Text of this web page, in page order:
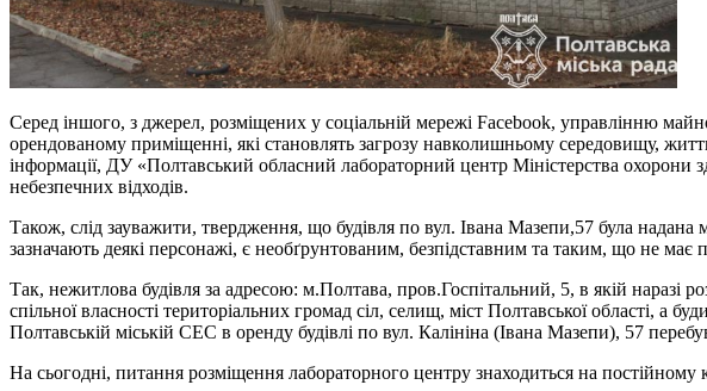
Серед іншого, з джерел, розміщених у соціальній мережі Facebook, управлінню
орендованому приміщенні, які становлять загрозу навколишньому середовищу,
інформації, ДУ «Полтавський обласний лабораторний центр Міністерства охорони
небезпечних відходів.
Також, слід зауважити, твердження, що будівля по вул. Івана Мазепи,57 була надана
зазначають деякі персонажі, є необґрунтованим, безпідставним та таким, що не
Так, нежитлова будівля за адресою: м.Полтава, пров.Госпітальний, 5, в якій
спільної власності територіальних громад сіл, селищ, міст Полтавської області,
Полтавській міській СЕС в оренду будівлі по вул. Калініна (Івана Мазепи), 57
На сьогодні, питання розміщення лабораторного центру знаходиться на постійному